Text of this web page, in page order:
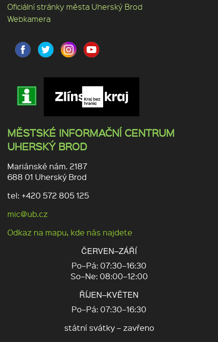
Oficiální stránky města Uherský Brod
Webkamera
MĚSTSKÉ INFORMAČNÍ CENTRUM
UHERSKÝ BROD
Mariánské nám. 2187
688 01 Uherský Brod
tel: +420 572 805 125
mic@ub.cz
Odkaz na mapu, kde nás najdete
ČERVEN–ZÁŘÍ
Po–Pá: 07:30–16:30
So–Ne: 08:00–12:00
ŘÍJEN–KVĚTEN
Po–Pá: 07:30–16:30
státní svátky – zavřeno